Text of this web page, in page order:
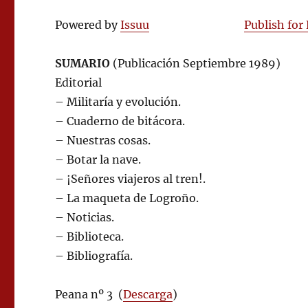
Powered byIssuu Publish for
SUMARIO (Publicación Septiembre 1989)
Editorial
– Militaría y evolución.
– Cuaderno de bitácora.
– Nuestras cosas.
– Botar la nave.
– ¡Señores viajeros al tren!.
– La maqueta de Logroño.
– Noticias.
– Biblioteca.
– Bibliografía.
Peana nº 3 (Descarga)